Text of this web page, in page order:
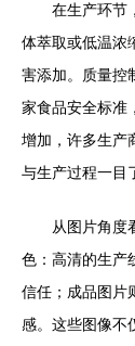
在生产环节
体萃取或低温浓
害添加。质量控
家食品安全标准
增加，许多生产
与生产过程一目
从图片角度
色：高清的生产
信任；成品图片
感。这些图像不